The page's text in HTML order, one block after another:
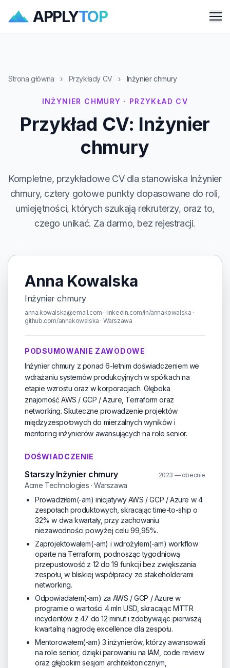
APPLYTOP
Strona główna › Przykłady CV › Inżynier chmury
INŻYNIER CHMURY · PRZYKŁAD CV
Przykład CV: Inżynier
chmury
Kompletne, przykładowe CV dla stanowiska Inżynier
chmury, cztery gotowe punkty dopasowane do roli,
umiejętności, których szukają rekruterzy, oraz to,
czego unikać. Za darmo, bez rejestracji.
Anna Kowalska
Inżynier chmury
anna.kowalska@email.com · linkedin.com/in/annakowalska ·
github.com/annakowalska · Warszawa
PODSUMOWANIE ZAWODOWE
Inżynier chmury z ponad 6-letnim doświadczeniem we
wdrażaniu systemów produkcyjnych w spółkach na
etapie wzrostu oraz w korporacjach. Głęboka
znajomość AWS / GCP / Azure, Terraform oraz
networking. Skuteczne prowadzenie projektów
międzyzespołowych do mierzalnych wyników i
mentoring inżynierów awansujących na role senior.
DOŚWIADCZENIE
Starszy Inżynier chmury 2023 — obecnie
Acme Technologies · Warszawa
Prowadziłem(-am) inicjatywy AWS / GCP / Azure w 4
zespołach produktowych, skracając time-to-ship o
32% w dwa kwartały, przy zachowaniu
niezawodności powyżej celu 99,95%.
Zaprojektowałem(-am) i wdrożyłem(-am) workflow
oparte na Terraform, podnosząc tygodniową
przepustowość z 12 do 19 funkcji bez zwiększania
zespołu, w bliskiej współpracy ze stakeholderami
networking.
Odpowiadałem(-am) za AWS / GCP / Azure w
programie o wartości 4 mln USD, skracając MTTR
incydentów z 47 do 12 minut i zdobywając pierwszą
kwartalną nagrodę excellence dla zespołu.
Mentorowałem(-am) 3 inżynierów, którzy awansowali
na role senior, dzięki parowaniu na IAM, code review
oraz głębokim sesjom architektonicznym,